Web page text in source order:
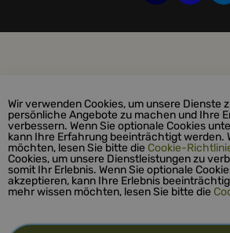
Wir verwenden Cookies, um unsere Dienste
persönliche Angebote zu machen und Ihre
verbessern. Wenn Sie optionale Cookies
kann Ihre Erfahrung beeinträchtigt werden.
möchten, lesen Sie bitte die Cookie-
Cookies, um unsere Dienstleistungen zu
somit Ihr Erlebnis. Wenn Sie optionale
akzeptieren, kann Ihre Erlebnis
mehr wissen möchten, lesen Sie bitte die